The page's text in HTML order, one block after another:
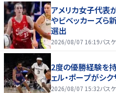
アメリカ女子代表
やビベッカーズら
選出
2026/08/07 16:19バスケ
2度の優勝経験を
ェル・ポープがシ
2026/08/07 15:32バスケ